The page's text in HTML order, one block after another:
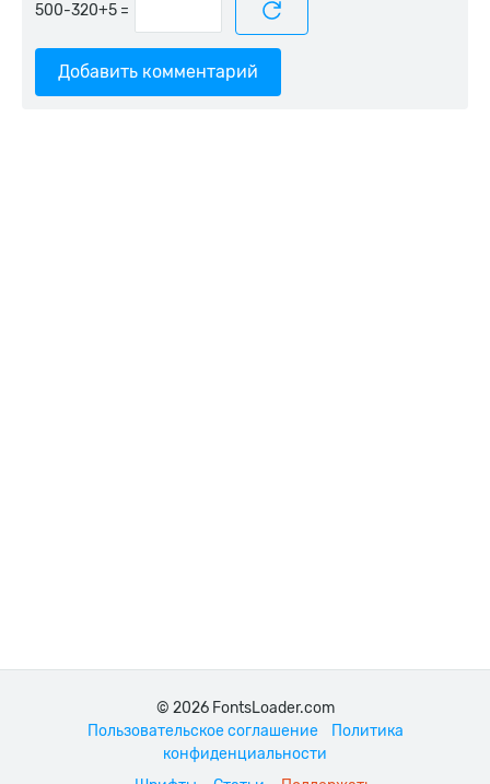
=
Добавить комментарий
© 2026 FontsLoader.com
Пользовательское соглашение
Политика
конфиденциальности